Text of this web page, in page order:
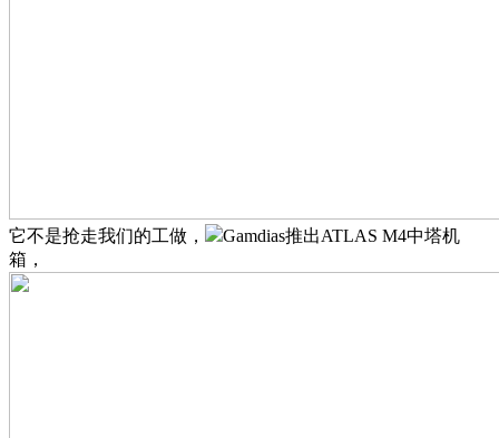
它不是抢走我们的工做，
Gamdias推出ATLAS M4中塔机
箱，